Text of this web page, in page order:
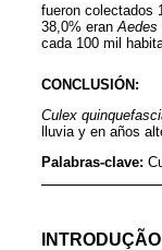
fueron colectados
38,0% eran Aedes
cada 100 mil
CONCLUSIÓN:
Culex
lluvia y en años
Palabras-clave:
INTRODUÇÃO